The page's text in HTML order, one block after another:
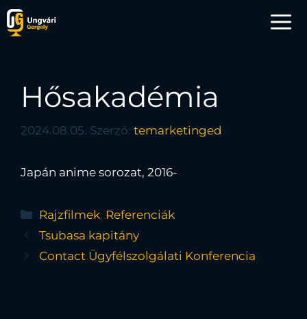
Hősakadémia
2024.08.05. Szerző: temarketinged
Japán anime sorozat, 2016-
Rajzfilmek, Referenciák
Tsubasa kapitány
Contact Ügyfélszolgálati Konferencia